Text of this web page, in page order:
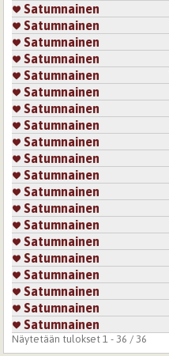
Satumnainen
Satumnainen
Satumnainen
Satumnainen
Satumnainen
Satumnainen
Satumnainen
Satumnainen
Satumnainen
Satumnainen
Satumnainen
Satumnainen
Satumnainen
Satumnainen
Satumnainen
Satumnainen
Satumnainen
Satumnainen
Satumnainen
Satumnainen
Näytetään tulokset 1 - 36 / 36